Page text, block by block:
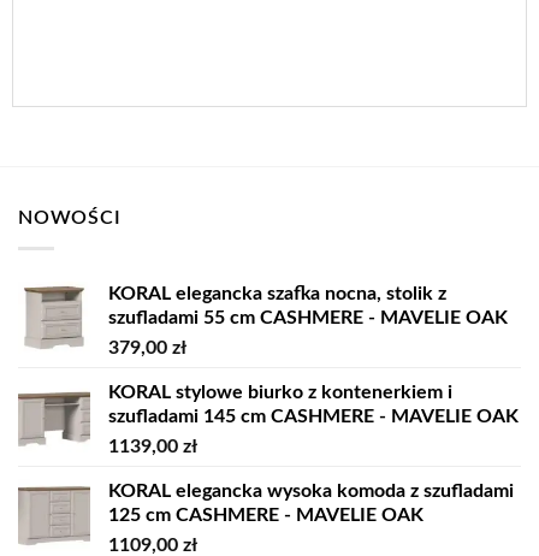
NOWOŚCI
KORAL elegancka szafka nocna, stolik z
szufladami 55 cm CASHMERE - MAVELIE OAK
379,00 zł
KORAL stylowe biurko z kontenerkiem i
szufladami 145 cm CASHMERE - MAVELIE OAK
1139,00 zł
KORAL elegancka wysoka komoda z szufladami
125 cm CASHMERE - MAVELIE OAK
1109,00 zł